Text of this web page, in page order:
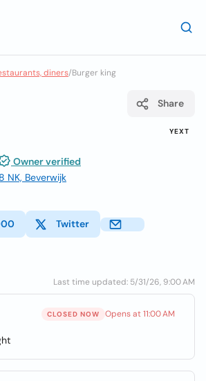
diners/Burger king
YEXT
Share
Owner verified
NK, Beverwijk
Twitter
Last time updated: 5/31/26, 9:00 AM
CLOSED NOW Opens at 11:00 AM